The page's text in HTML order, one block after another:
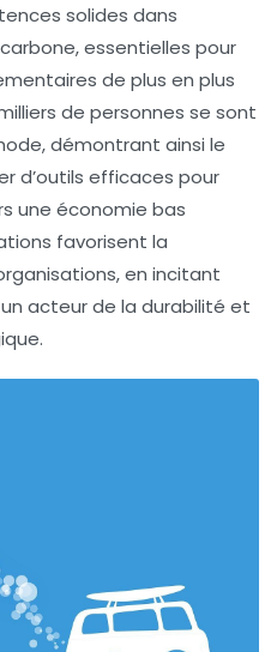
solides dans
essentielles pour
de plus en plus
de personnes se sont
démontrant ainsi le
d’outils efficaces pour
une économie bas
favorisent la
en incitant
acteur de la durabilité et